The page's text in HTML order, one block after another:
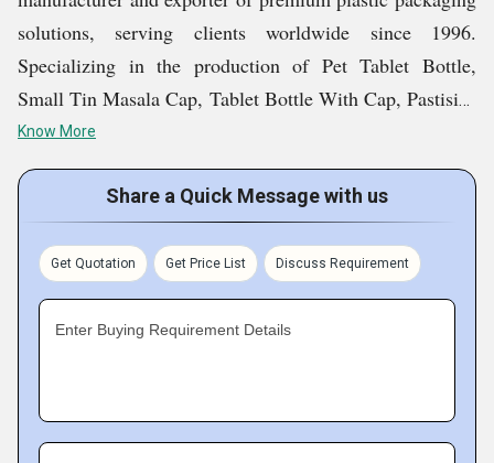
solutions, serving clients worldwide since 1996.
Specializing in the production of Pet Tablet Bottle,
Small Tin Masala Cap, Tablet Bottle With Cap, Pastisize
Bottle, etc., we have established ourselves as a trusted
name in the industry. Our Ahmedabad, Gujarat, India,
based company is known among customers for our
commitment to quality, innovation, and customer
satisfaction. With a global perspective, we export 40% of
our products, catering to diverse industries and markets
across the globe. Our comprehensive product range,
competitive market.
Know More
Share a Quick Message with us
Get Quotation Get Price List Discuss Requirement
Enter Buying Requirement Details